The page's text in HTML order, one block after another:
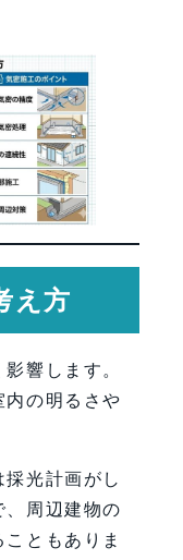
え方
響します。
内の明るさや
光計画がし
周辺建物の
ともありま